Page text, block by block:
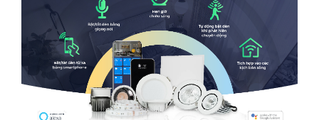
dụng điện thoại thông minh, cho phép người
dùng điều chỉnh độ sáng, màu sắc, chế độ ánh
sáng, hẹn giờ bật/tắt đèn và các tính năng thông
minh khác. Đèn cũng có khả năng tương tác với
các trợ lý ảo để điều khiển bằng giọng nói.